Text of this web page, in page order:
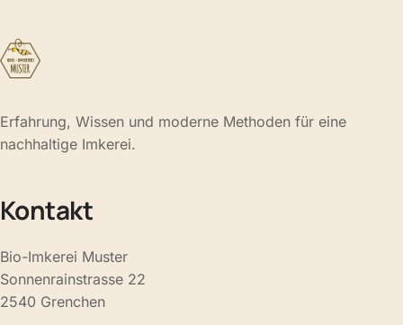
Erfahrung, Wissen und moderne Methoden für eine
nachhaltige Imkerei.
Kontakt
Bio-Imkerei Muster
Sonnenrainstrasse 22
2540 Grenchen